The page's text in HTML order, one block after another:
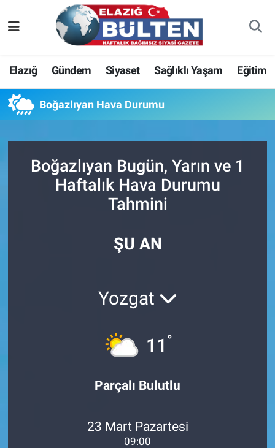
Elazığ Gündem Siyaset Sağlıklı Yaşam Eğitim
Boğazlıyan Hava Durumu
Boğazlıyan Bugün, Yarın ve 1
Haftalık Hava Durumu
Tahmini
ŞU AN
Yozgat
11 °
Parçalı Bulutlu
23 Mart Pazartesi
09:00
Asayiş
Bilim-Teknoloji
Eğitim
Ekonomi
Elazığ
Sağlıklı Yaşam
Nöbetçi Eczaneler
Hava Durumu
Namaz Vakitleri
Trafik Durumu
Süper Lig Puan Durumu ve Fikstür
Son Dakika Haberleri